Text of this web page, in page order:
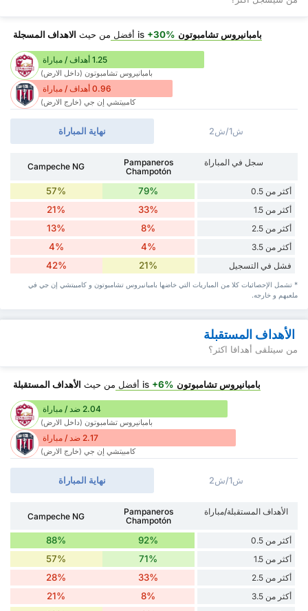
بامبانيروس تشامبوتون +30% أفضل من حيث الاهداف المسجلة
1.25 أهداف / مباراة
بامبانيروس تشامبوتون (داخل الارض)
0.96 أهداف / مباراة
كامبيتشي إن جي (خارج الارض)
نهاية المباراة ش1/ش2
سجل في المباراة
Pampaneros
Champotón
Campeche NG
أكثر من 0.5 79%
57%
أكثر من 1.5 33%
21%
أكثر من 2.5 8%
13%
أكثر من 3.5 4%
4%
فشل في التسجيل 21%
42%
* تشمل الإحصائيات كلا من المباريات التي خاضها بامبانيروس تشامبوتون و كامبيتشي إن جي في
ملعبهم و خارجه.
الأهداف المستقبلة
من سيتلقى أهدافا اكثر؟
بامبانيروس تشامبوتون +6% أفضل من حيث الأهداف المستقبلة
2.04 ضد / مباراة
بامبانيروس تشامبوتون (داخل الارض)
2.17 ضد / مباراة
كامبيتشي إن جي (خارج الارض)
نهاية المباراة ش1/ش2
الأهداف المستقبلة/مباراة
Pampaneros
Champotón
Campeche NG
أكثر من 0.5 92%
88%
أكثر من 1.5 71%
57%
أكثر من 2.5 33%
28%
أكثر من 3.5 8%
21%